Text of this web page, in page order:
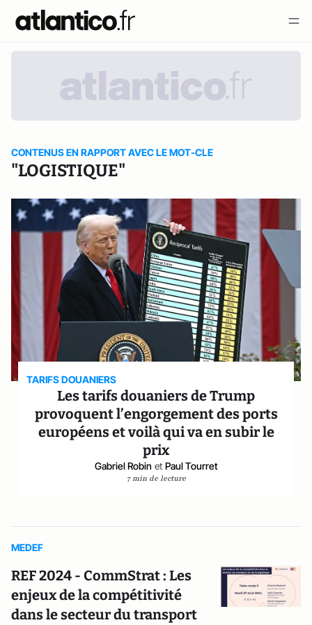
CONTENUS EN RAPPORT AVEC LE MOT-CLE
"LOGISTIQUE"
TARIFS DOUANIERS
Les tarifs douaniers de Trump
provoquent l’engorgement des ports
européens et voilà qui va en subir le
prix
Gabriel Robin et Paul Tourret
7 min de lecture
MEDEF
REF 2024 - CommStrat : Les
enjeux de la compétitivité
dans le secteur du transport